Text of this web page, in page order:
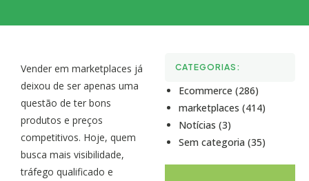
Vender em marketplaces já
deixou de ser apenas uma
questão de ter bons
produtos e preços
competitivos. Hoje, quem
busca mais visibilidade,
tráfego qualificado e
CATEGORIAS:
Ecommerce (286)
marketplaces (414)
Notícias (3)
Sem categoria (35)